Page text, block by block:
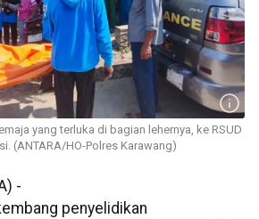
yang terluka di bagian lehernya, ke RSUD
(ANTARA/HO-Polres Karawang)
-
penyelidikan